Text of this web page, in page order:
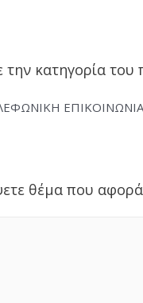
την κατηγορία
ΕΠΙΚΟΙΝΩΝΙΑ
θέμα που